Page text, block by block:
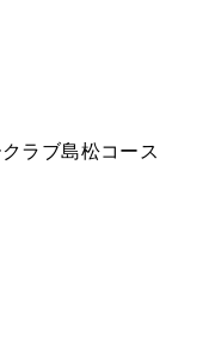
ラブ島松コース